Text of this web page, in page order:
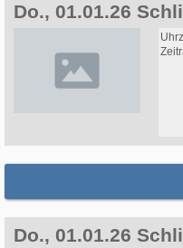
Do., 01.01.26
Do., 01.01.26